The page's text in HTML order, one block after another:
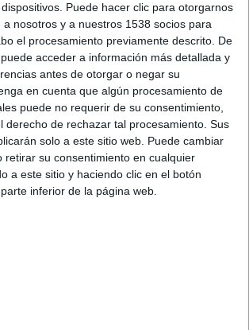
Puede hacer clic para otorgarnos
nosotros y a nuestros 1538 socios para
el procesamiento previamente descrito. De
acceder a información más detallada y
antes de otorgar o negar su
en cuenta que algún procesamiento de
puede no requerir de su consentimiento,
derecho de rechazar tal procesamiento. Sus
solo a este sitio web. Puede cambiar
retirar su consentimiento en cualquier
a este sitio y haciendo clic en el botón
inferior de la página web.
y Relaciones Públicas por la Universidad Cardenal
y actualmente está cursando el Máster en Gestión de
de Atresmedia por la EAE.
IMPRIMIR
TWEET
SHARE